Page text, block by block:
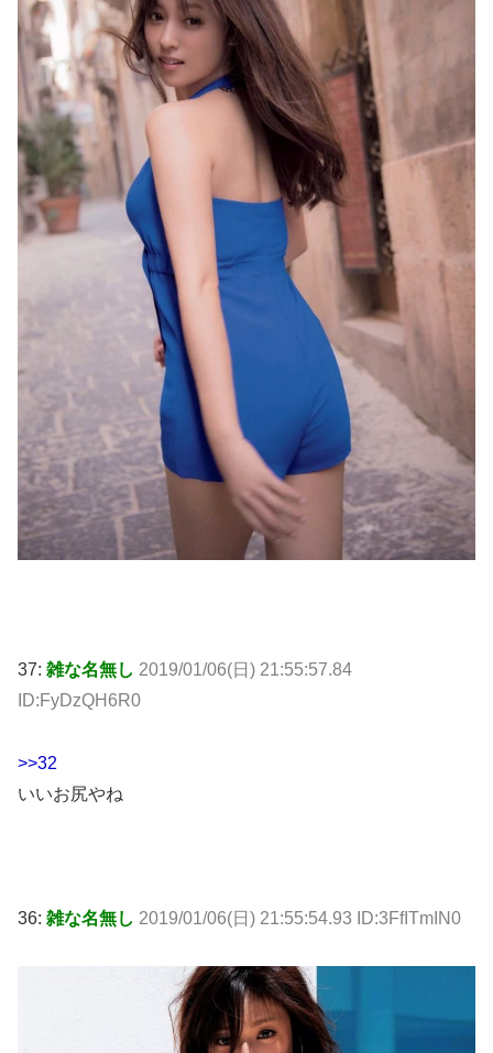
37: 雑な名無し 2019/01/06(日) 21:55:57.84
ID:FyDzQH6R0
>>32
いいお尻やね
36: 雑な名無し 2019/01/06(日) 21:55:54.93 ID:3FfITmIN0